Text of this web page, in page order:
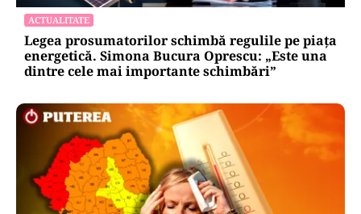
ACTUALITATE
Legea prosumatorilor schimbă regulile pe piața
energetică. Simona Bucura Oprescu: „Este una
dintre cele mai importante schimbări”